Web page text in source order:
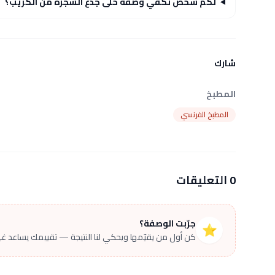
شارك
المطبخ
المطبخ الفرنسي
0 التعليقات
⭐ جرّبت الوصفة؟
كن أول من يقيّمها ويحكي لنا النتيجة — تقييمك يساعد